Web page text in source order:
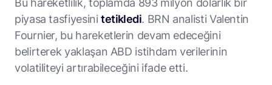
piyasa tasfiyesinitetikledi. BRN analisti Valentin
Fournier, bu hareketlerin devam edeceğini
belirterek yaklaşan ABD istihdam verilerinin
volatiliteyi artırabileceğini ifade etti.